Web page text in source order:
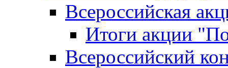
Всероссийская
Итоги акции
Всероссийский